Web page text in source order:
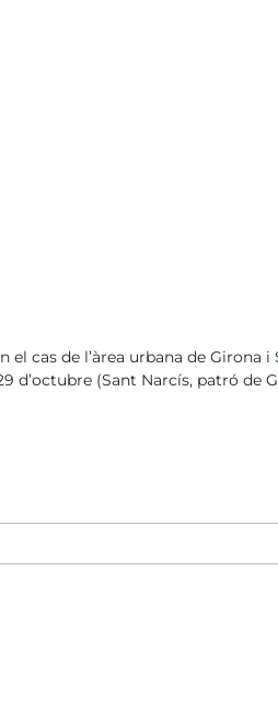
cas de l’àrea urbana de Girona i
d’octubre (Sant Narcís, patró de